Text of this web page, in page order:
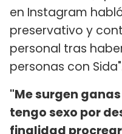
en Instagram
preservativo y
personal tras
personas con
"Me surgen
tengo sexo por
finalidad